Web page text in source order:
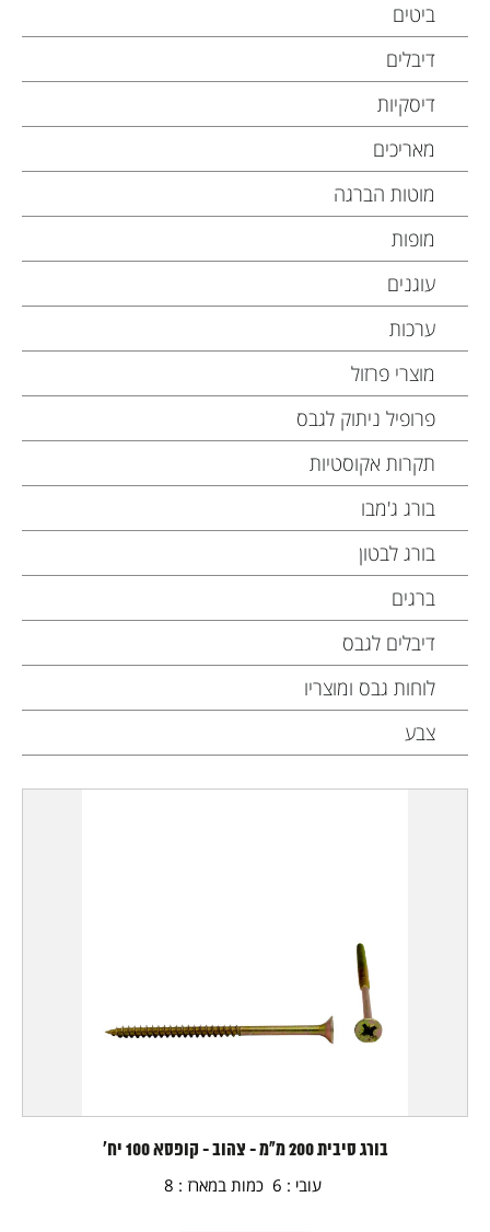
ביטים
דיבלים
דיסקיות
מאריכים
מוטות הברגה
מופות
עוגנים
ערכות
מוצרי פרזול
פרופיל ניתוק לגבס
תקרות אקוסטיות
בורג ג'מבו
בורג לבטון
ברגים
דיבלים לגבס
לוחות גבס ומוצריו
צבע
בורג סיבית 200 מ"מ - צהוב - קופסא 100 יח'
עובי : 6 כמות במארז : 8